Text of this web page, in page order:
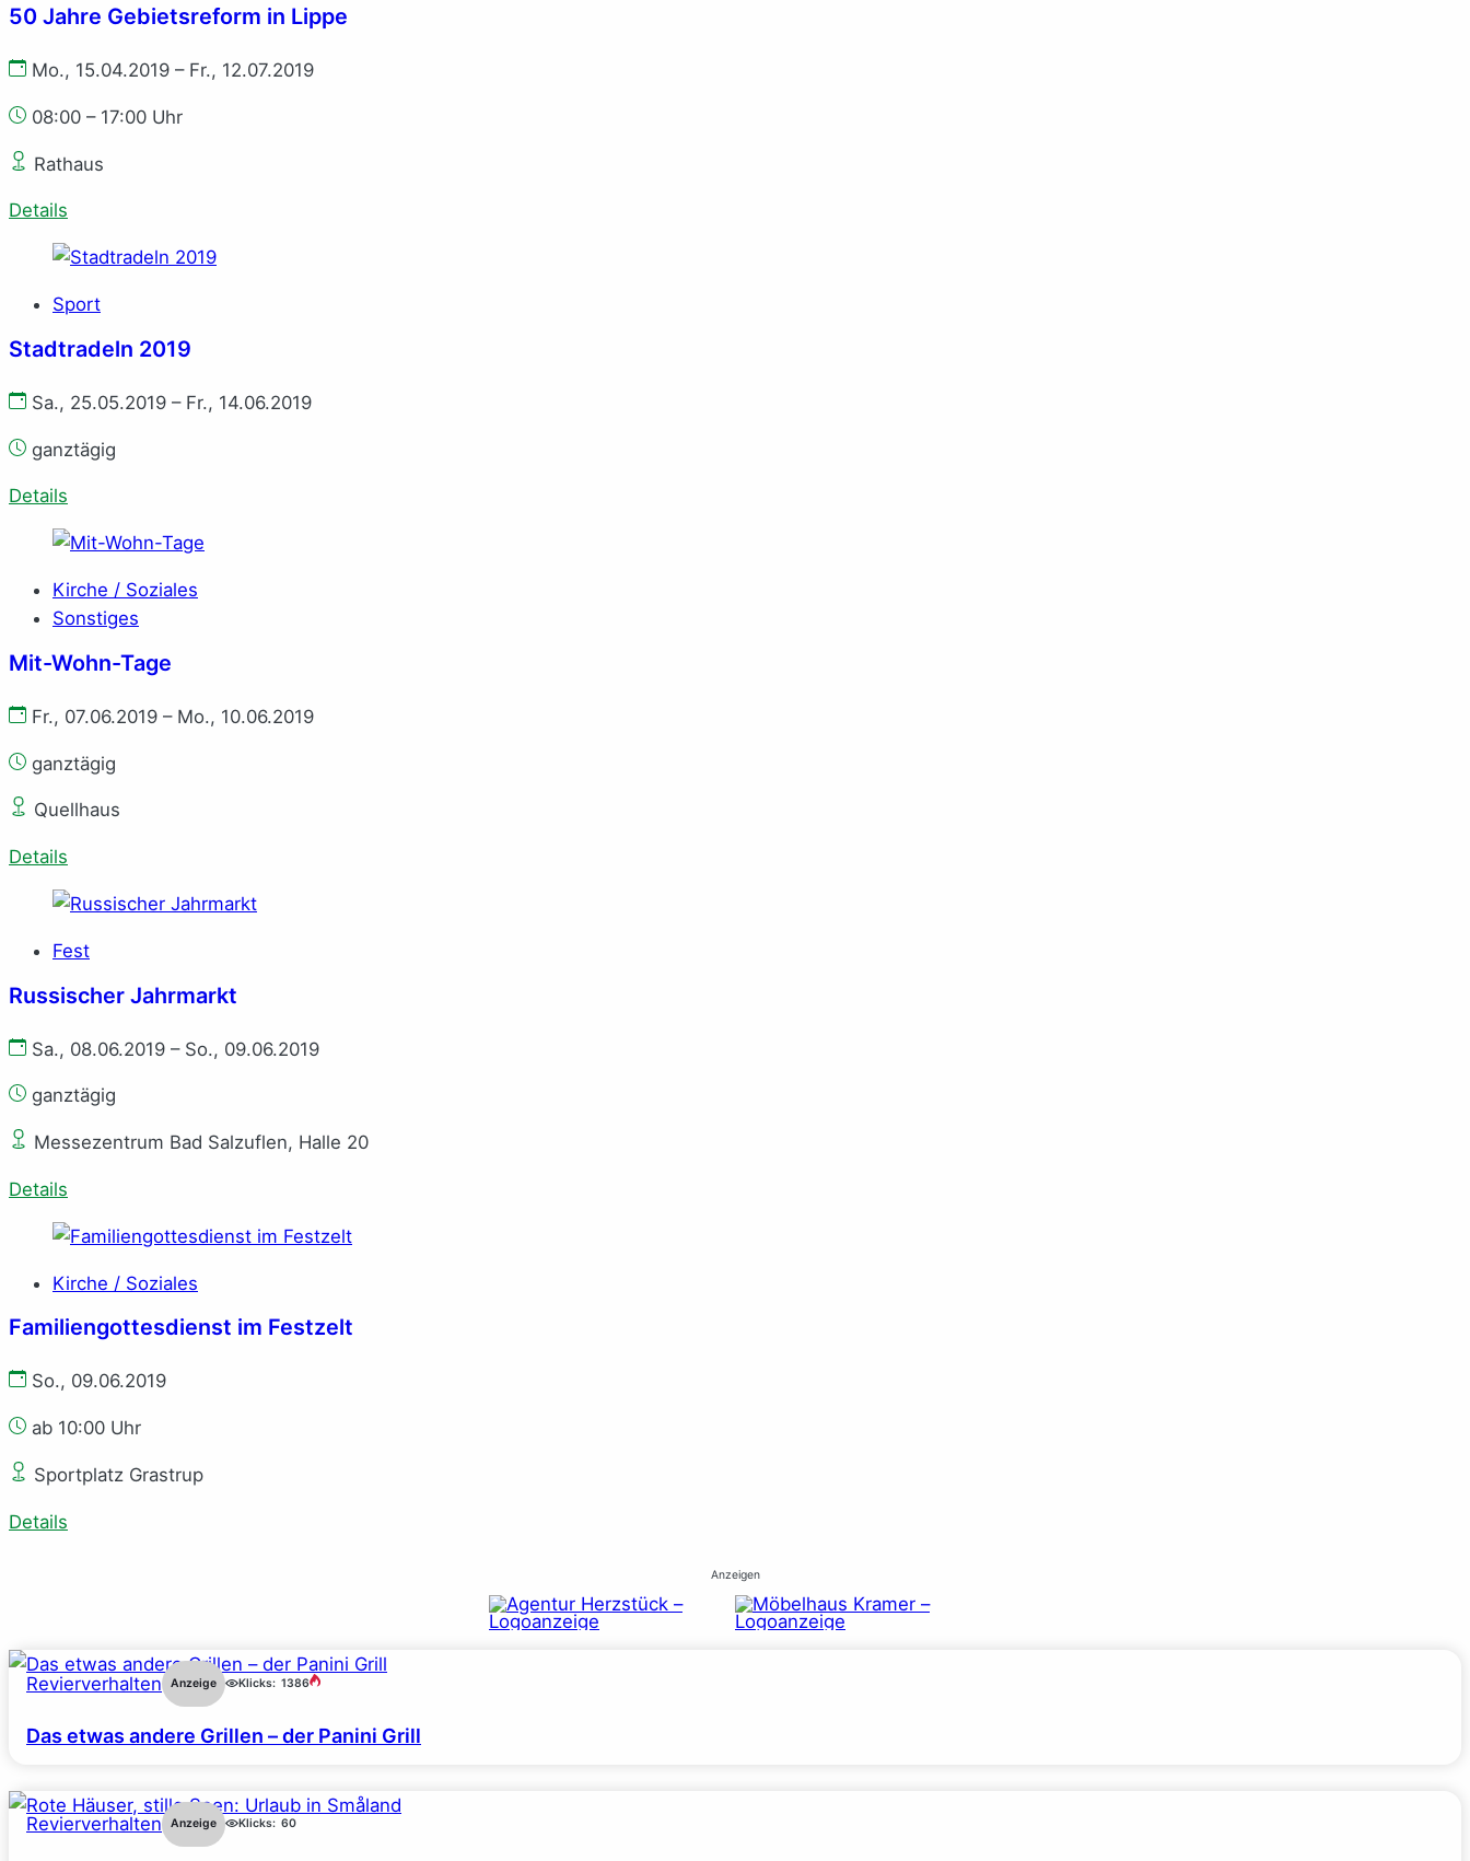
50 Jahre Gebietsreform in Lippe
Mo., 15.04.2019 – Fr., 12.07.2019
08:00 – 17:00 Uhr
Rathaus
Details
Sport
Stadtradeln 2019
Sa., 25.05.2019 – Fr., 14.06.2019
ganztägig
Details
Kirche / Soziales
Sonstiges
Mit-Wohn-Tage
Fr., 07.06.2019 – Mo., 10.06.2019
ganztägig
Quellhaus
Details
Fest
Russischer Jahrmarkt
Sa., 08.06.2019 – So., 09.06.2019
ganztägig
Messezentrum Bad Salzuflen, Halle 20
Details
Kirche / Soziales
Familiengottesdienst im Festzelt
So., 09.06.2019
ab 10:00 Uhr
Sportplatz Grastrup
Details
Anzeigen
Revierverhalten Anzeige Klicks: 1386
Das etwas andere Grillen – der Panini Grill
Revierverhalten Anzeige Klicks: 60